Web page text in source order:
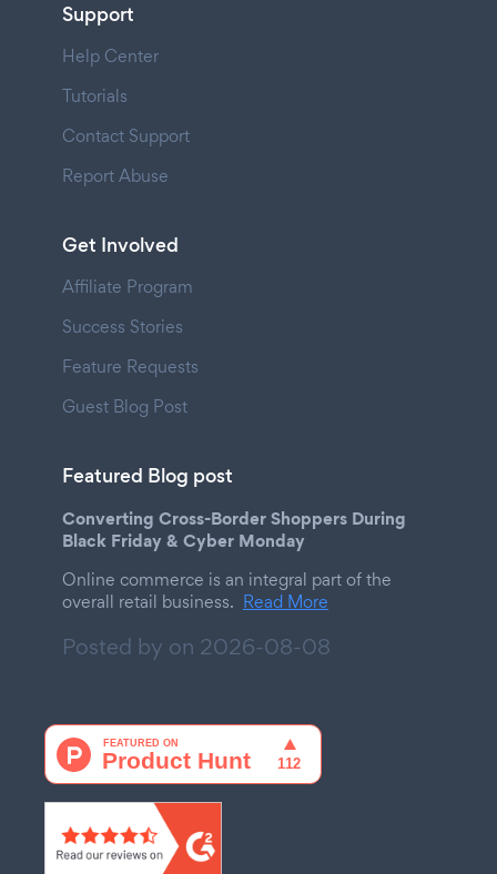
Support
Help Center
Tutorials
Contact Support
Report Abuse
Get Involved
Affiliate Program
Success Stories
Feature Requests
Guest Blog Post
Featured Blog post
Converting Cross-Border Shoppers During
Black Friday & Cyber Monday
Online commerce is an integral part of the
overall retail business. Read More
Posted by on 2026-08-08